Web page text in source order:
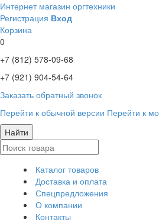
Интернет магазин оргтехники
Регистрация Вход
Корзина
0
+7 (812) 578-09-68
+7 (921) 904-54-64
Заказать обратный звонок
Перейти к обычной версии Перейти к
Найти
Каталог товаров
Доставка и оплата
Спецпредложения
О компании
Контакты